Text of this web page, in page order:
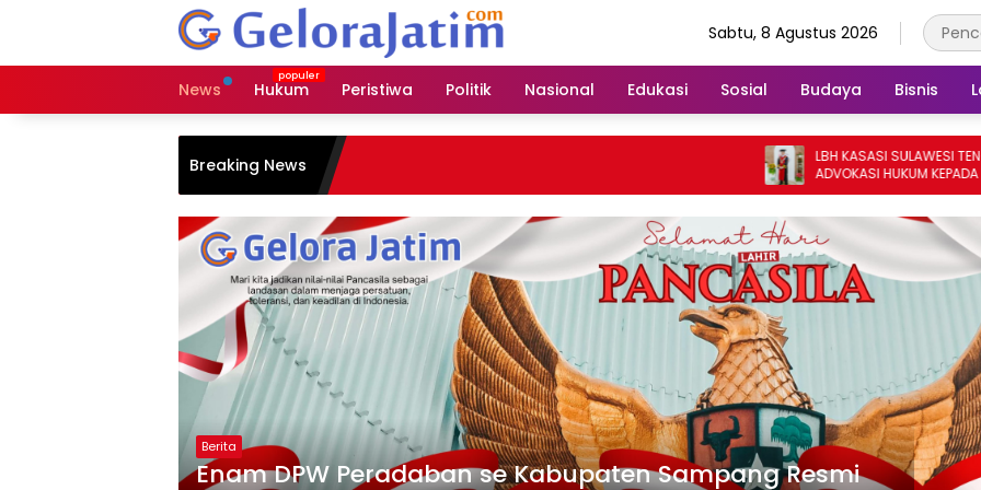
Sabtu, 8 Agustus 2026
News Hukum Peristiwa Politik Nasional Edukasi Sosial Budaya Bisnis
Breaking News
LBH KASASI SULAWESI TENGGARA
ADVOKASI HUKUM KEPADA WARGA
KELURAHAN SEPANJANG, SIDOARJO,
Berita
Enam DPW Peradaban se Kabupaten Sampang Resmi